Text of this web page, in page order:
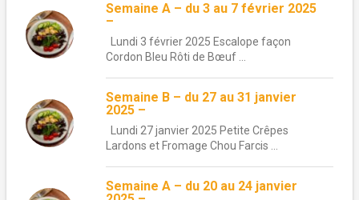
Semaine A – du 3 au 7 février 2025
–
Lundi 3 février 2025 Escalope façon
Cordon Bleu Rôti de Bœuf ...
Semaine B – du 27 au 31 janvier
2025 –
Lundi 27 janvier 2025 Petite Crêpes
Lardons et Fromage Chou Farcis ...
Semaine A – du 20 au 24 janvier